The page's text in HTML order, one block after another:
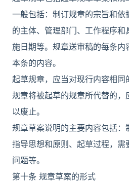
一般包括：制订规章的宗旨和依
的主体、管理部门、工作程序
施日期等。规章送审稿的每条内
本条的内容。
起草规章，应当对现行内容相同
规章将被起草的规章所代替的，
以废止。
规章草案说明的主要内容包括：
指导思想和原则、起草过程，
问题等。
第十条 规章草案的形式